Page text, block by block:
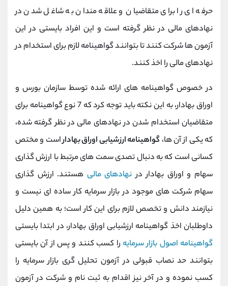
حرفه ای را برای متقاضیان و علاقه مندان به شاغل شدن در
نهادهای مالی در نظر گرفته است و این افراد بایستی در این
آزمون ها شرکت کنند تا بتوانند گواهینامه لازم برای استخدام در
نهادهای مالی را اخذ کنند.
در خصوص گواهینامه های ارائه شده توسط سازمان بورس و
اوراق بهادار، به این نکته باید توجه کرد که 7 نوع گواهینامه برای
متقاضیان استخدام شدن در نهادهای مالی در نظر گرفته شده،
که یکی از آن ها، گواهینامه ارزشیابی اوراق بهاداراست و مختص
کسانی است که به دنبال تصدی سمت های مرتبط با ارزش گذاری
سهام و اوراق بهادار در نهادهای مالی هستند. ارزش گذاری
سهام شرکت های موجود در بازار سرمایه کار ساده ای نیست و
نیازمند دانش و تخصص لازم برای این کار است؛ به همین دلیل
داوطلبان اخذ گواهینامه ارزشیابی اوراق بهادار، در ابتدا بایستی
گواهینامه اصول بازار سرمایه را کسب کنند و پس از آن بایستی
بتوانند حد نصاب قبولی در آزمون تحلیل گری بازار سرمایه را
کسب نموده و در آخر نیز اقدام به ثبت نام و شرکت در آزمون